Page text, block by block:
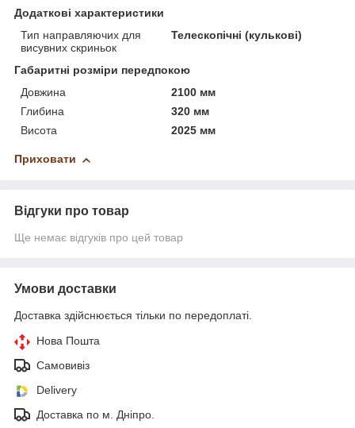
Додаткові характеристики
Тип направляючих для
висувних скриньок
Телескопічні (кулькові)
Габаритні розміри передпокою
Довжина
2100 мм
Глибина
320 мм
Висота
2025 мм
Приховати
Відгуки про товар
Ще немає відгуків про цей товар
Умови доставки
Доставка здійснюється тільки по передоплаті.
Нова Пошта
Самовивіз
Delivery
Доставка по м. Дніпро.